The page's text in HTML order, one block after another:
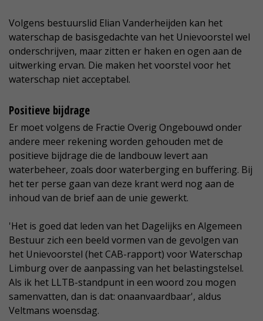
Volgens bestuurslid Elian Vanderheijden kan het
waterschap de basisgedachte van het Unievoorstel wel
onderschrijven, maar zitten er haken en ogen aan de
uitwerking ervan. Die maken het voorstel voor het
waterschap niet acceptabel.
Positieve bijdrage
Er moet volgens de Fractie Overig Ongebouwd onder
andere meer rekening worden gehouden met de
positieve bijdrage die de landbouw levert aan
waterbeheer, zoals door waterberging en buffering. Bij
het ter perse gaan van deze krant werd nog aan de
inhoud van de brief aan de unie gewerkt.
'Het is goed dat leden van het Dagelijks en Algemeen
Bestuur zich een beeld vormen van de gevolgen van
het Unievoorstel (het CAB-rapport) voor Waterschap
Limburg over de aanpassing van het belastingstelsel.
Als ik het LLTB-standpunt in een woord zou mogen
samenvatten, dan is dat: onaanvaardbaar', aldus
Veltmans woensdag.